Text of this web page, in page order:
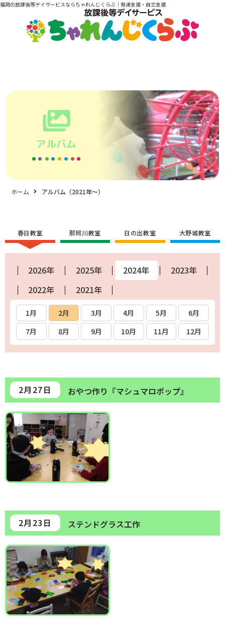
福岡の放課後等デイサービスならちゃれんじくらぶ｜発達支援・自立支援
アルバム
ホーム アルバム（2021年〜）
春日教室 那珂川教室 日の出教室 大野城教室
2026年 2025年 2024年
2023年
2022年
2021年
1月 2月 3月 4月 5月
6月
7月
8月 9月 10月 11月 12月
2月27日 おやつ作り『マシュマロポップ』
2月23日 ステンドグラス工作